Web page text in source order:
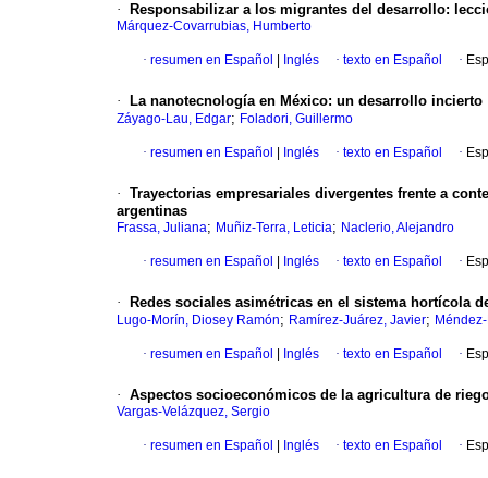
· Responsabilizar a los migrantes del desarrollo:
Márquez-Covarrubias, Humberto
· resumen en Español Inglés · texto en Español ·
· La nanotecnología en México: un desarrollo incierto
Záyago-Lau, Edgar; Foladori, Guillermo
· resumen en Español Inglés · texto en Español ·
· Trayectorias empresariales divergentes frente a
argentinas
Frassa, Juliana; Muñiz-Terra, Leticia; Naclerio, Alejandro
· resumen en Español Inglés · texto en Español ·
· Redes sociales asimétricas en el sistema hortícola
Lugo-Morín, Diosey Ramón; Ramírez-Juárez, Javier;
· resumen en Español Inglés · texto en Español ·
· Aspectos socioeconómicos de la agricultura de
Vargas-Velázquez, Sergio
· resumen en Español Inglés · texto en Español ·